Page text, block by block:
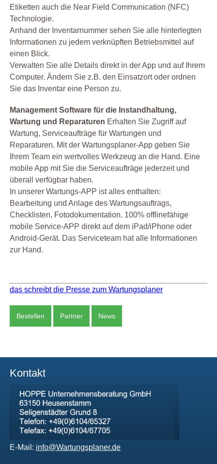
Etiketten auch die Near Field Communication (NFC)
Technologie.
Anhand der Inventarnummer sehen Sie alle hinterlegten
Informationen zu jedem verknüpften Betriebsmittel auf
einen Blick.
Verwalten Sie alle Details direkt in der App und auf Ihrem
Computer. Ändern Sie z.B. den Einsatzort oder ordnen
Sie das Inventar eine Person zu.
Management Software für die Instandhaltung,
Wartung und Reparaturen Erhalten Sie Zugriff auf
Wartung, Serviceaufträge für Wartungen und
Reparaturen. Mit der Wartungsplaner-App geben Sie
Ihrem Team ein wertvolles Werkzeug an die Hand. Eine
mobile App mit Sie die Serviceaufträge jederzeit und
überall verfügbar haben.
In unserer Wartungs-APP ist alles enthalten:
Bearbeitung und Anlage des Wartungsauftrags,
Checklisten, Fotodokumentation. 100% offlinefähige
mobile Service-APP direkt auf dem iPad/iPhone oder
Android-Gerät. Das Serviceteam hat alle Informationen
zur Hand.
das schreibt die Presse zum Wartungsplaner
Bestellen Partner News
Kontakt
E-Mail: info@Wartungsplaner.de